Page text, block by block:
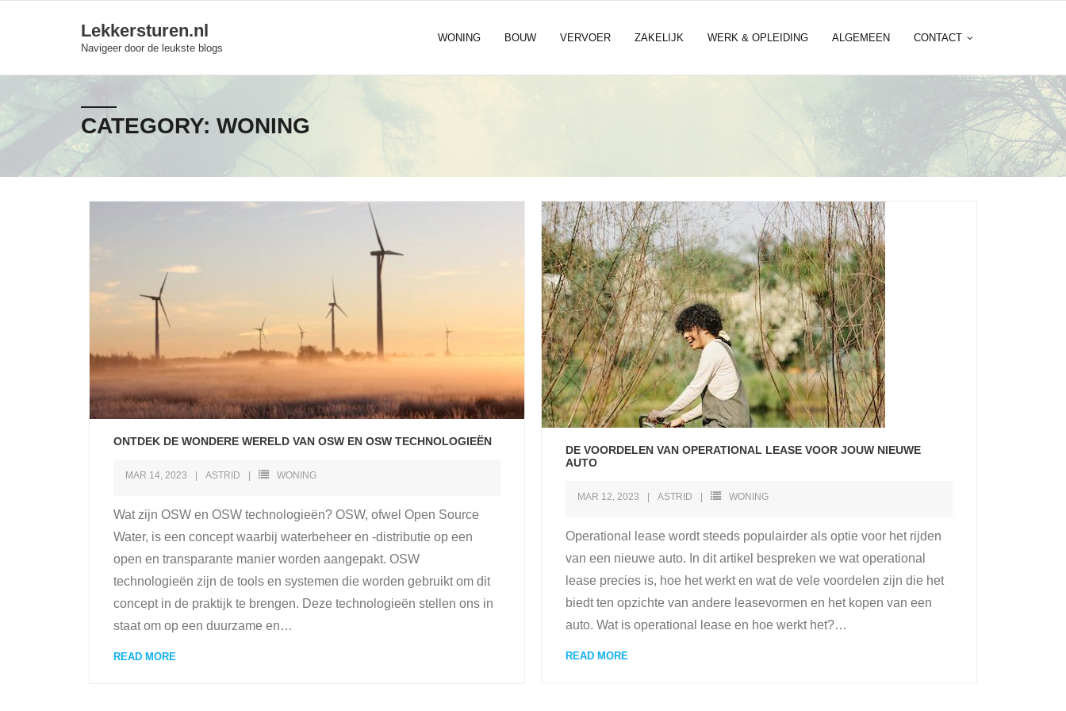
Lekkersturen.nl
Navigeer door de leukste blogs
WONING BOUW VERVOER ZAKELIJK WERK & OPLEIDING ALGEMEEN CONTACT
CATEGORY: WONING
ONTDEK DE WONDERE WERELD VAN OSW EN OSW TECHNOLOGIEËN
MAR 14, 2023 ASTRID WONING
Wat zijn OSW en OSW technologieën? OSW, ofwel Open Source
Water, is een concept waarbij waterbeheer en -distributie op een
open en transparante manier worden aangepakt. OSW
technologieën zijn de tools en systemen die worden gebruikt om dit
concept in de praktijk te brengen. Deze technologieën stellen ons in
staat om op een duurzame en…
READ MORE
DE VOORDELEN VAN OPERATIONAL LEASE VOOR JOUW NIEUWE
AUTO
MAR 12, 2023 ASTRID WONING
Operational lease wordt steeds populairder als optie voor het rijden
van een nieuwe auto. In dit artikel bespreken we wat operational
lease precies is, hoe het werkt en wat de vele voordelen zijn die het
biedt ten opzichte van andere leasevormen en het kopen van een
auto. Wat is operational lease en hoe werkt het?…
READ MORE